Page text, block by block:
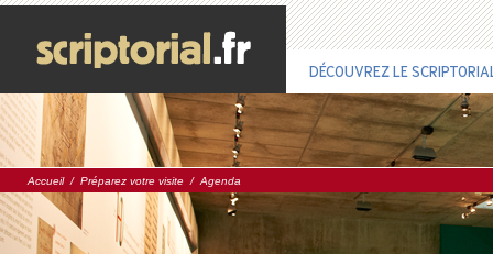
DÉCOUVREZ LE
Accueil/ Préparez votre visite / Agenda